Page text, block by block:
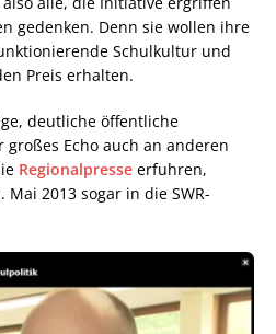
gedenken. Denn sie wollen ihre
Schulkultur und
Preis erhalten.
deutliche öffentliche
Echo auch an anderen
Regionalpresse erfuhren,
2013 sogar in die SWR-